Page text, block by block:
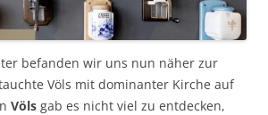
befanden wir uns nun näher zur
Völs mit dominanter Kirche auf
Völs gab es nicht viel zu entdecken,